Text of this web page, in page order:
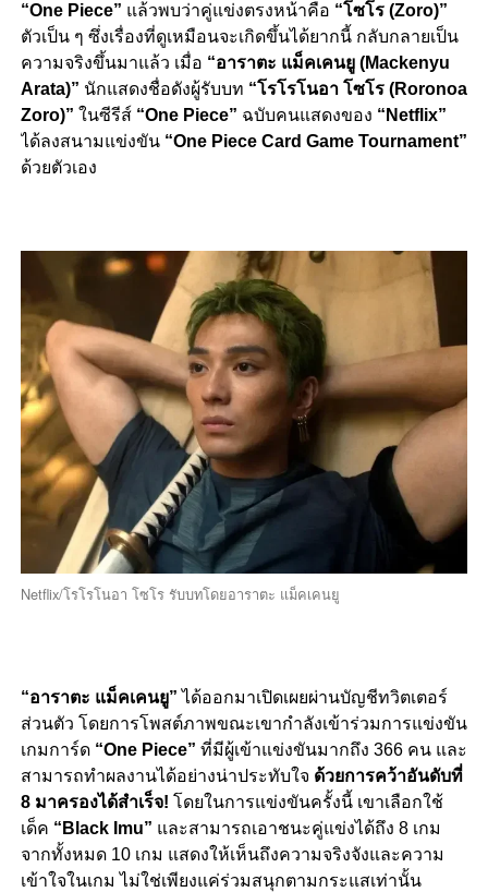
“One Piece” แล้วพบว่าคู่แข่งตรงหน้าคือ “โซโร (Zoro)”
ตัวเป็น ๆ ซึ่งเรื่องที่ดูเหมือนจะเกิดขึ้นได้ยากนี้ กลับกลายเป็น
ความจริงขึ้นมาแล้ว เมื่อ “อาราตะ แม็คเคนยู (Mackenyu
Arata)” นักแสดงชื่อดังผู้รับบท “โรโรโนอา โซโร (Roronoa
Zoro)” ในซีรีส์ “One Piece” ฉบับคนแสดงของ “Netflix”
ได้ลงสนามแข่งขัน “One Piece Card Game Tournament”
ด้วยตัวเอง
Netflix/โรโรโนอา โซโร รับบทโดยอาราตะ แม็คเคนยู
“อาราตะ แม็คเคนยู” ได้ออกมาเปิดเผยผ่านบัญชีทวิตเตอร์
ส่วนตัว โดยการโพสต์ภาพขณะเขากำลังเข้าร่วมการแข่งขัน
เกมการ์ด “One Piece” ที่มีผู้เข้าแข่งขันมากถึง 366 คน และ
สามารถทำผลงานได้อย่างน่าประทับใจ ด้วยการคว้าอันดับที่
8 มาครองได้สำเร็จ! โดยในการแข่งขันครั้งนี้ เขาเลือกใช้
เด็ค “Black Imu” และสามารถเอาชนะคู่แข่งได้ถึง 8 เกม
จากทั้งหมด 10 เกม แสดงให้เห็นถึงความจริงจังและความ
เข้าใจในเกม ไม่ใช่เพียงแค่ร่วมสนุกตามกระแสเท่านั้น